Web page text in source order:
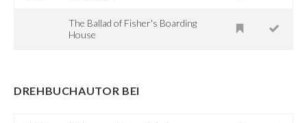
The Ballad of Fisher's Boarding
House
DREHBUCHAUTOR BEI